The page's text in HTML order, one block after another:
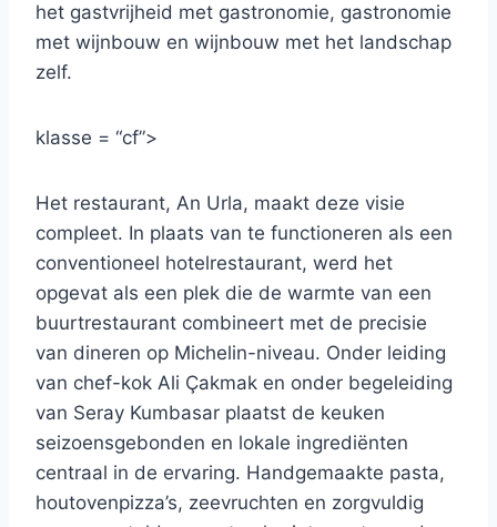
het gastvrijheid met gastronomie, gastronomie
met wijnbouw en wijnbouw met het landschap
zelf.
klasse = “cf”>
Het restaurant, An Urla, maakt deze visie
compleet. In plaats van te functioneren als een
conventioneel hotelrestaurant, werd het
opgevat als een plek die de warmte van een
buurtrestaurant combineert met de precisie
van dineren op Michelin-niveau. Onder leiding
van chef-kok Ali Çakmak en onder begeleiding
van Seray Kumbasar plaatst de keuken
seizoensgebonden en lokale ingrediënten
centraal in de ervaring. Handgemaakte pasta,
houtovenpizza’s, zeevruchten en zorgvuldig